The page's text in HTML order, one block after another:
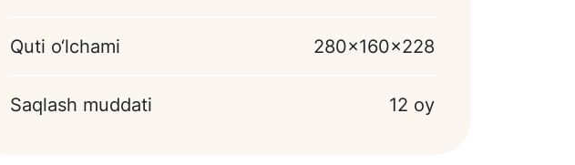
Quti o‘lchami 280x160x228
Saqlash muddati 12 oy